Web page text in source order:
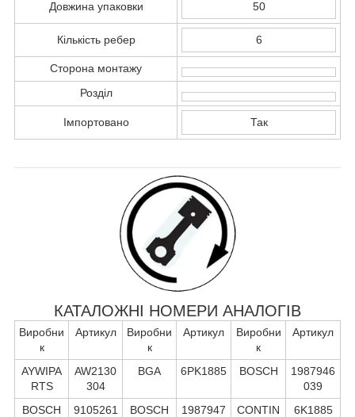
Довжина упаковки 50
Кількість ребер 6
Сторона монтажу
Розділ
Імпортовано Так
КАТАЛОЖНІ НОМЕРИ АНАЛОГІВ
Виробни
к
Артикул
Виробни
к
Артикул
Виробни
к
Артикул
AYWIPA
RTS
AW2130
304
BGA 6PK1885 BOSCH
1987946
039
BOSCH
9105261
BOSCH
1987947
CONTIN
6K1885